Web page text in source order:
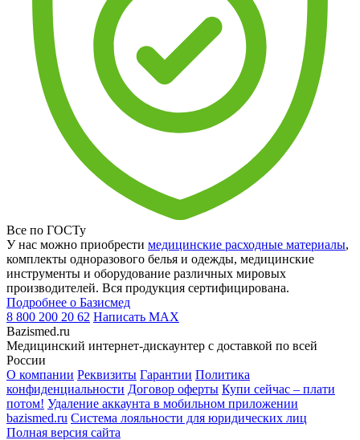
Все по ГОСТу
У нас можно приобрести медицинские расходные материалы,
комплекты одноразового белья и одежды, медицинские
инструменты и оборудование различных мировых
производителей. Вся продукция сертифицирована.
Подробнее о Базисмед
8 800 200 20 62 Написать MAX
Bazismed.ru
Медицинский интернет-дискаунтер с доставкой по всей
России
О компании Реквизиты Гарантии Политика
конфиденциальности Договор оферты Купи сейчас – плати
потом! Удаление аккаунта в мобильном приложении
bazismed.ru Система лояльности для юридических лиц
Полная версия сайта